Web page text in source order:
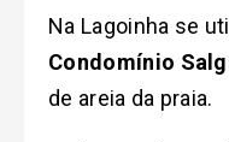
Na Lagoinha se
Condomínio
de areia da praia.